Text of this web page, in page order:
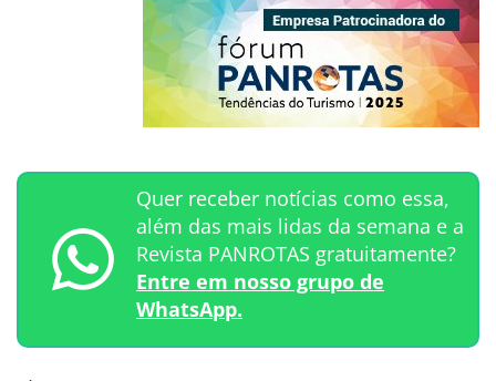
Quer receber notícias como essa,
além das mais lidas da semana e a
Revista PANROTAS gratuitamente?
Entre em nosso grupo de
WhatsApp.